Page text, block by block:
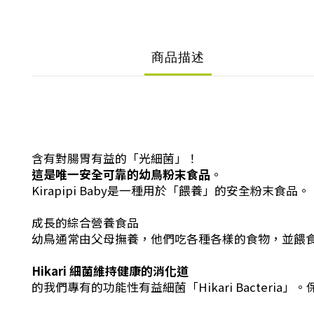
商品描述
含有對腸胃有益的「光細菌」！
這是唯一安全可靠的幼鳥粉末食品 。
Kirapipi Baby是一種用於「餵養」的安全粉末食品。
成長的綜合營養食品
幼鳥通常由父母撫養，他們吃各種各樣的食物，並餵
Hikari 細菌維持健康的消化道
的我們專有的功能性有益細菌「Hikari Bacteria」。